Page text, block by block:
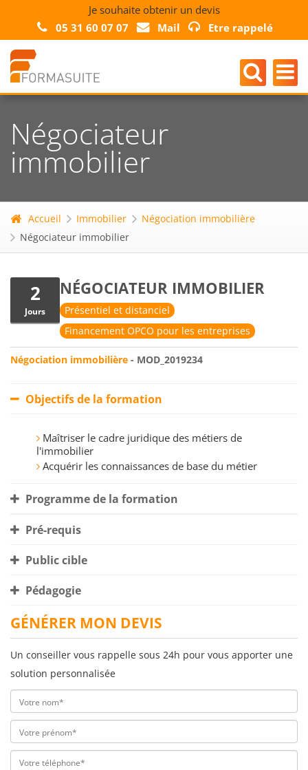
Je souhaite obtenir un devis
05 31 60 07 07
Mail Etre rappelé
Négociateur
immobilier
Accueil Immobilier
Négociation immobilière
Négociateur immobilier
2
Jours
NÉGOCIATEUR IMMOBILIER
Présentiel et distanciel
Financement OPCO pour les entreprises
Négociation immobilière - MOD_2019234
Objectifs de la formation
Maîtriser le cadre juridique des métiers de
l'immobilier
Acquérir les connaissances de base du métier
Programme de la formation
Pré-requis
Public cible
Pédagogie
GÉNÉRER MON DEVIS
Un conseiller vous rappelle sous 24h pour vous apporter une
solution personnalisée